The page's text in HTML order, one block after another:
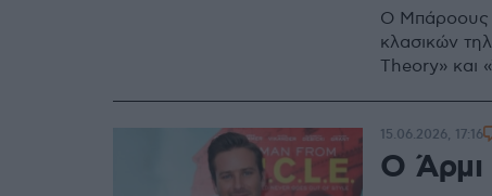
Ο Μπάροους
κλασικών
Theory» και
Ο Άρμι
15.06.2026, 17:16